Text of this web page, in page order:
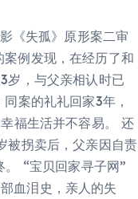
《失孤》原形案二审
例发现，在经历了和
岁，与父亲相认时已
案的礼礼回家3年，
福生活并不容易。 还
被拐卖后，父亲因自责
“宝贝回家寻子网”
血泪史，亲人的失